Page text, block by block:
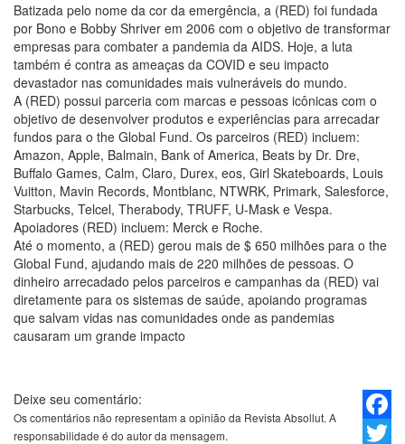
Batizada pelo nome da cor da emergência, a (RED) foi fundada
por Bono e Bobby Shriver em 2006 com o objetivo de transformar
empresas para combater a pandemia da AIDS. Hoje, a luta
também é contra as ameaças da COVID e seu impacto
devastador nas comunidades mais vulneráveis do mundo.
A (RED) possui parceria com marcas e pessoas icônicas com o
objetivo de desenvolver produtos e experiências para arrecadar
fundos para o the Global Fund. Os parceiros (RED) incluem:
Amazon, Apple, Balmain, Bank of America, Beats by Dr. Dre,
Buffalo Games, Calm, Claro, Durex, eos, Girl Skateboards, Louis
Vuitton, Mavin Records, Montblanc, NTWRK, Primark, Salesforce,
Starbucks, Telcel, Therabody, TRUFF, U-Mask e Vespa.
Apoiadores (RED) incluem: Merck e Roche.
Até o momento, a (RED) gerou mais de $ 650 milhões para o the
Global Fund, ajudando mais de 220 milhões de pessoas. O
dinheiro arrecadado pelos parceiros e campanhas da (RED) vai
diretamente para os sistemas de saúde, apoiando programas
que salvam vidas nas comunidades onde as pandemias
causaram um grande impacto
Deixe seu comentário:
Os comentários não representam a opinião da Revista Absollut. A
responsabilidade é do autor da mensagem.